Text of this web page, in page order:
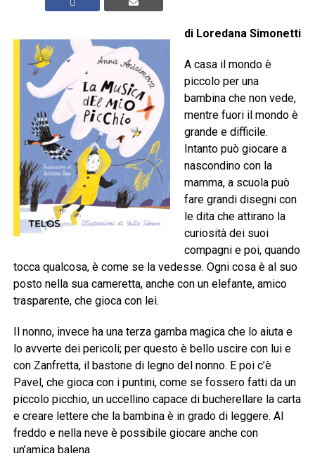
di Loredana Simonetti
A casa il mondo è
piccolo per una
bambina che non vede,
mentre fuori il mondo è
grande e difficile.
Intanto può giocare a
nascondino con la
mamma, a scuola può
fare grandi disegni con
le dita che attirano la
curiosità dei suoi
compagni e poi, quando
tocca qualcosa, è come se la vedesse. Ogni cosa è al suo
posto nella sua cameretta, anche con un elefante, amico
trasparente, che gioca con lei.
Il nonno, invece ha una terza gamba magica che lo aiuta e
lo avverte dei pericoli; per questo è bello uscire con lui e
con Zanfretta, il bastone di legno del nonno. E poi c’è
Pavel, che gioca con i puntini, come se fossero fatti da un
piccolo picchio, un uccellino capace di bucherellare la carta
e creare lettere che la bambina è in grado di leggere. Al
freddo e nella neve è possibile giocare anche con
un’amica balena…